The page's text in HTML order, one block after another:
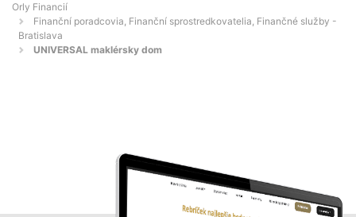
Orly Financií
Finanční poradcovia, Finanční sprostredkovatelia, Finančné služby -
Bratislava
UNIVERSAL maklérsky dom